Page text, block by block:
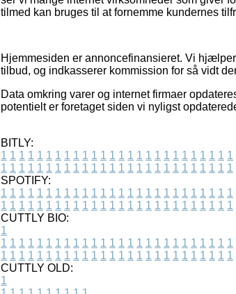
tilmed kan bruges til at fornemme kundernes
Hjemmesiden er annoncefinansieret. Vi
tilbud, og indkasserer kommission for så vidt
Data omkring varer og internet firmaer
potentielt er foretaget siden vi nyligst
BITLY:
1 1 1 1 1 1 1 1 1 1 1 1 1 1 1 1 1 1 1 1 1 1 1 1 1 1
1 1 1 1 1 1 1 1 1 1 1 1 1 1 1 1 1 1 1 1 1 1 1 1 1 1
SPOTIFY:
1 1 1 1 1 1 1 1 1 1 1 1 1 1 1 1 1 1 1 1 1 1 1 1 1 1
1 1 1 1 1 1 1 1 1 1 1 1 1 1 1 1 1 1 1 1 1 1 1 1 1 1
CUTTLY BIO:
1
1 1 1 1 1 1 1 1 1 1 1 1 1 1 1 1 1 1 1 1 1 1 1 1 1 1
1 1 1 1 1 1 1 1 1 1 1 1 1 1 1 1 1 1 1 1 1 1 1 1 1 1
CUTTLY OLD:
1